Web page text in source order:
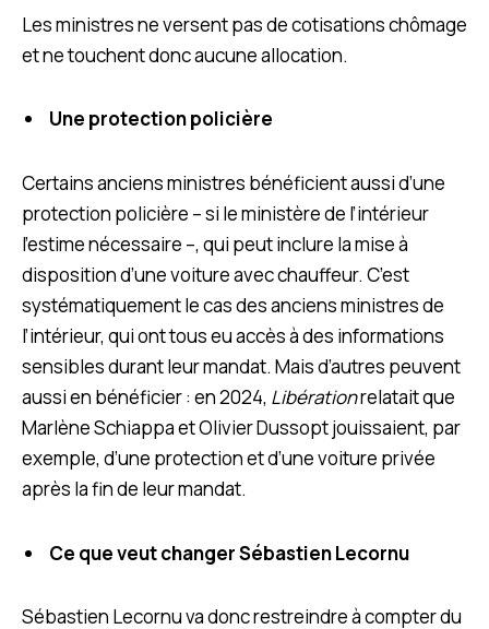
Les ministres ne versent pas de cotisations chômage
et ne touchent donc aucune allocation.
Une protection policière
Certains anciens ministres bénéficient aussi d’une
protection policière – si le ministère de l’intérieur
l’estime nécessaire –, qui peut inclure la mise à
disposition d’une voiture avec chauffeur. C’est
systématiquement le cas des anciens ministres de
l’intérieur, qui ont tous eu accès à des informations
sensibles durant leur mandat. Mais d’autres peuvent
aussi en bénéficier : en 2024, Libérationrelatait que
Marlène Schiappa et Olivier Dussopt jouissaient, par
exemple, d’une protection et d’une voiture privée
après la fin de leur mandat.
Ce que veut changer Sébastien Lecornu
Sébastien Lecornu va donc restreindre à compter du